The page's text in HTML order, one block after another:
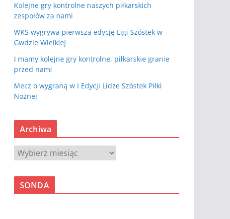
Kolejne gry kontrolne naszych piłkarskich
zespołów za nami
WKS wygrywa pierwszą edycję Ligi Szóstek w
Gwdzie Wielkiej
I mamy kolejne gry kontrolne, piłkarskie granie
przed nami
Mecz o wygraną w I Edycji Lidze Szóstek Piłki
Nożnej
Archiwa
A
c
SONDA